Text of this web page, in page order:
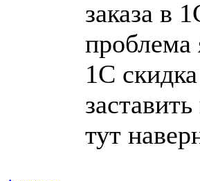
заказа в
проблема
1С
тут